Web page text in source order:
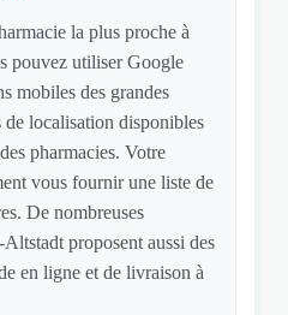
la plus proche à
pouvez utiliser Google
mobiles des grandes
de localisation disponibles
pharmacies. Votre
vous fournir une liste de
De nombreuses
proposent aussi des
en ligne et de livraison à